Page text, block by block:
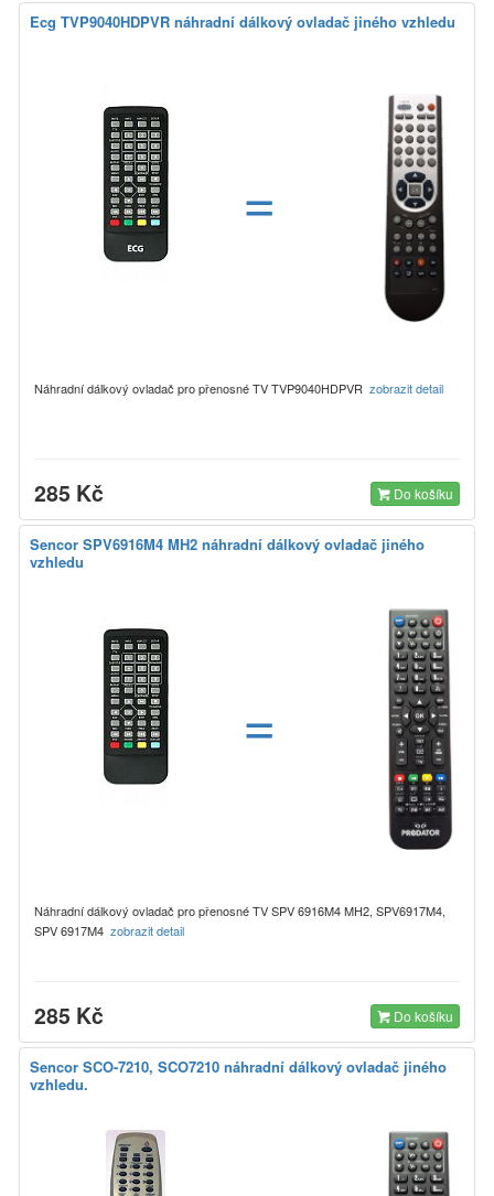
Ecg TVP9040HDPVR náhradní dálkový ovladač jiného vzhledu
=
Náhradní dálkový ovladač pro přenosné TV TVP9040HDPVR zobrazit detail
285 Kč Do košíku
Sencor SPV6916M4 MH2 náhradní dálkový ovladač jiného
vzhledu
=
Náhradní dálkový ovladač pro přenosné TV SPV 6916M4 MH2, SPV6917M4,
SPV 6917M4 zobrazit detail
285 Kč Do košíku
Sencor SCO-7210, SCO7210 náhradní dálkový ovladač jiného
vzhledu.